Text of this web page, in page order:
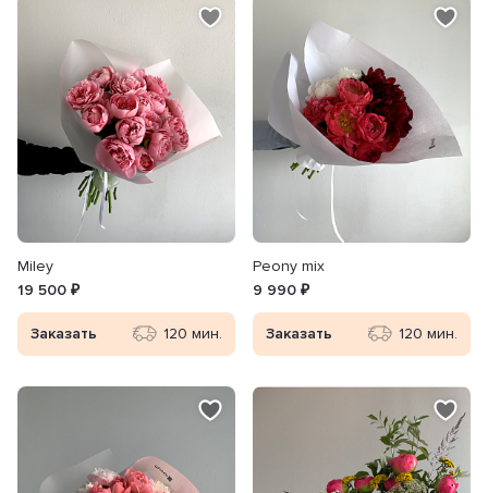
Miley
19 500 ₽
Заказать 120 мин.
Peony mix
9 990 ₽
Заказать 120 мин.